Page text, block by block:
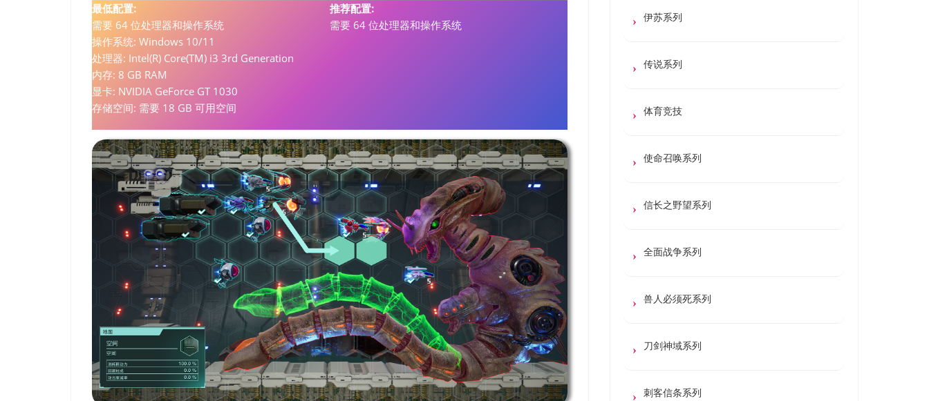
最低配置:
需要 64 位处理器和操作系统
操作系统: Windows 10/11
处理器: Intel(R) Core(TM) i3 3rd Generation
内存: 8 GB RAM
显卡: NVIDIA GeForce GT 1030
存储空间: 需要 18 GB 可用空间
推荐配置:
需要 64 位处理器和操作系统
伊苏系列
传说系列
体育竞技
使命召唤系列
信长之野望系列
全面战争系列
兽人必须死系列
刀剑神域系列
刺客信条系列